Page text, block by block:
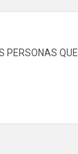
PERSONAS QUE